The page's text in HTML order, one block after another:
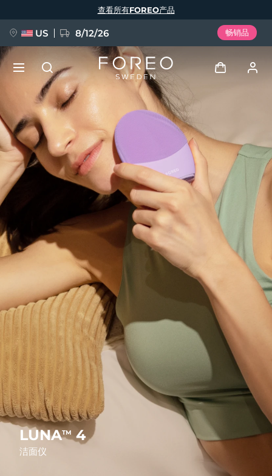
LUNATM4
洁面仪
查看所有FOREO产品
US 8/12/26 畅销品
用户信息
我的设备
我的订单
我的地址
我的订阅
新品
FAQ™ Pure Beauty-Tech Elixir
BREAKING NEWS
issa™ Teeth Whitening Set
FAQ™ Dual LED Panel
热门产品
特别优惠
语言
English Deutsch
Español
Français
Italiano
Português
Svenska
Русский
Türkçe
简体中文 繁體中文
发货国家
美国 预计送达日期 12/8/26
英国 预计送达日期11/8/26
西班牙 11/8/26
澳大利亚 预计送达日期 14/8/26
法国 预计送达日期
德国 预计送达日期